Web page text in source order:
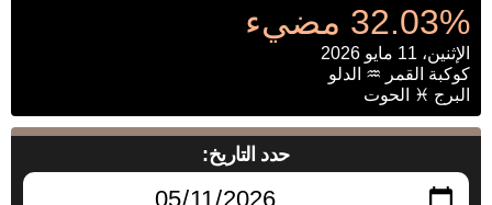
32.03% مضيء
الإثنين، 11 مايو 2026
كوكبة القمر ♒ الدلو
البرج ♓ الحوت
حدد التاريخ: